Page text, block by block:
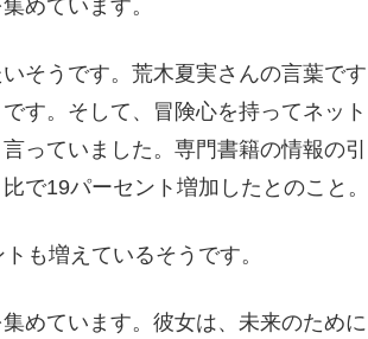
めています。
そうです。荒木夏実さんの言葉です
す。そして、冒険心を持ってネット
っていました。専門書籍の情報の引
で19パーセント増加したとのこと。
も増えているそうです。
めています。彼女は、未来のために